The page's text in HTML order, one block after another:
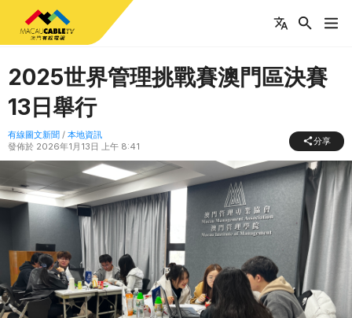
2025世界管理挑戰賽澳門區決賽
13日舉行
有線圖文新聞 / 本地資訊
發佈於 2026年1月13日 上午 8:41
分享